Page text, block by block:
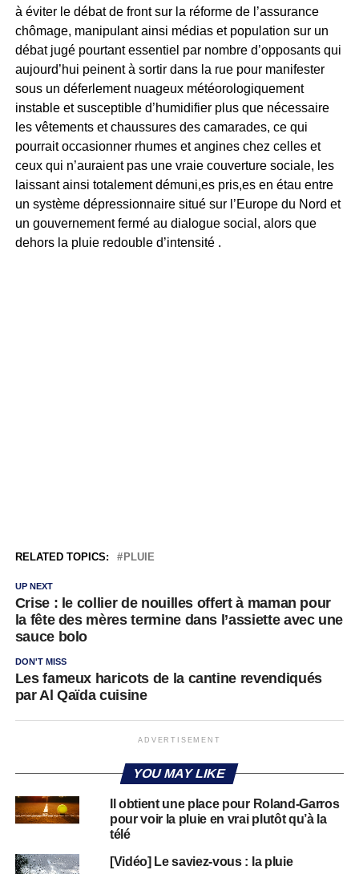
à éviter le débat de front sur la réforme de l’assurance
chômage, manipulant ainsi médias et population sur un
débat jugé pourtant essentiel par nombre d’opposants qui
aujourd’hui peinent à sortir dans la rue pour manifester
sous un déferlement nuageux météorologiquement
instable et susceptible d’humidifier plus que nécessaire
les vêtements et chaussures des camarades, ce qui
pourrait occasionner rhumes et angines chez celles et
ceux qui n’auraient pas une vraie couverture sociale, les
laissant ainsi totalement démuni,es pris,es en étau entre
un système dépressionnaire situé sur l’Europe du Nord et
un gouvernement fermé au dialogue social, alors que
dehors la pluie redouble d’intensité .
RELATED TOPICS: PLUIE
UP NEXT
Crise : le collier de nouilles offert à maman pour
la fête des mères termine dans l’assiette avec une
sauce bolo
DON'T MISS
Les fameux haricots de la cantine revendiqués
par Al Qaïda cuisine
ADVERTISEMENT
YOU MAY LIKE
Il obtient une place pour Roland-Garros
pour voir la pluie en vrai plutôt qu’à la
télé
[Vidéo] Le saviez-vous : la pluie